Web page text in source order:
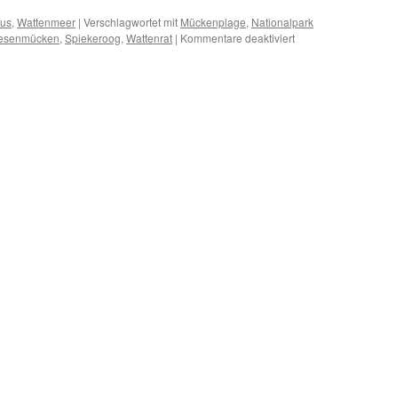
, Wattenmeer | Verschlagwortet mit Mückenplage, Nationalpark
, Spiekeroog, Wattenrat | Kommentare deaktiviertfür